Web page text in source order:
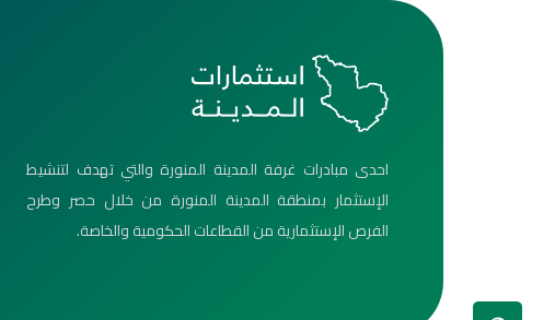
احدى مبادرات غرفة المدينة المنورة والتي تهدف لتنشيط
الإستثمار بمنطقة المدينة المنورة من خلال حصر وطرح
الفرص الإستثمارية من القطاعات الحكومية والخاصة.